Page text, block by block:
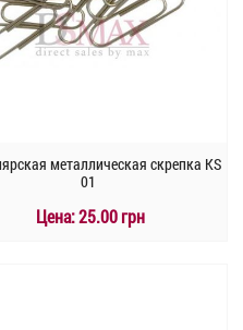
металлическая скрепка KS
01
Цена:25.00 грн